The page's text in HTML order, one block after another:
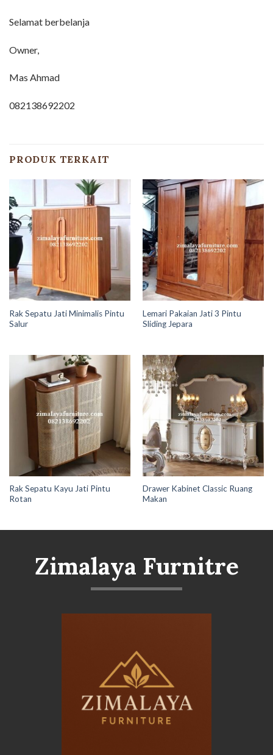
Selamat berbelanja
Owner,
Mas Ahmad
082138692202
PRODUK TERKAIT
Rak Sepatu Jati Minimalis Pintu
Salur
Lemari Pakaian Jati 3 Pintu
Sliding Jepara
Rak Sepatu Kayu Jati Pintu
Rotan
Drawer Kabinet Classic Ruang
Makan
Zimalaya Furnitre